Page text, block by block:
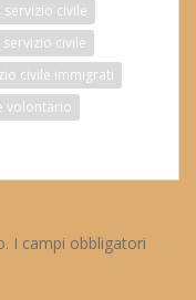
civile
civile
civile immigrati
volontario
I campi obbligatori